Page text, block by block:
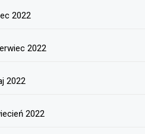
2022
2022
2022
2022